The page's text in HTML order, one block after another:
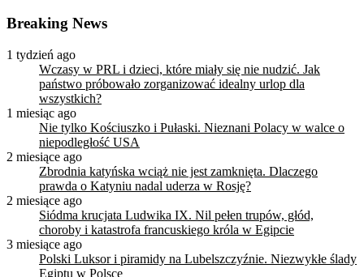
Breaking News
1 tydzień ago
Wczasy w PRL i dzieci, które miały się nie nudzić. Jak
państwo próbowało zorganizować idealny urlop dla
wszystkich?
1 miesiąc ago
Nie tylko Kościuszko i Pułaski. Nieznani Polacy w walce o
niepodległość USA
2 miesiące ago
Zbrodnia katyńska wciąż nie jest zamknięta. Dlaczego
prawda o Katyniu nadal uderza w Rosję?
2 miesiące ago
Siódma krucjata Ludwika IX. Nil pełen trupów, głód,
choroby i katastrofa francuskiego króla w Egipcie
3 miesiące ago
Polski Luksor i piramidy na Lubelszczyźnie. Niezwykłe ślady
Egiptu w Polsce